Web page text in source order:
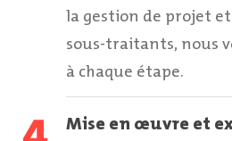
la gestion de projet
sous-traitants, nous
à chaque étape.
Mise en œuvre et